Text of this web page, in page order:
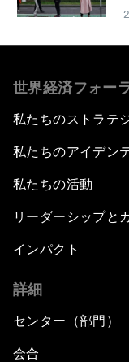
世界経済フォー
私たちのストラテ
私たちのアイデン
私たちの活動
リーダーシップと
インパクト
詳細
センター（部門）
会合